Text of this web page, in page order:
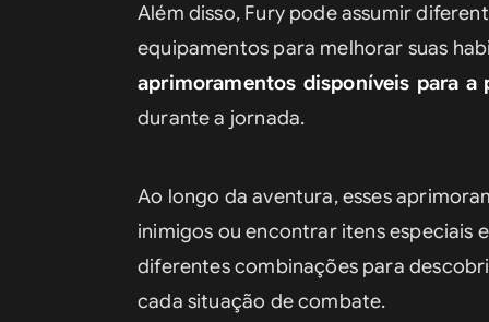
Além disso, Fury pode assumir
equipamentos para melhorar suas
aprimoramentos disponíveis para a
durante a jornada.
Ao longo da aventura, esses
inimigos ou encontrar itens especiais
diferentes combinações para
cada situação de combate.